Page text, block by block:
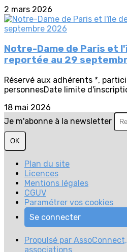
2 mars 2026
Notre-Dame de Paris et
reportée au 29
Réservé aux adhérents *,
personnesDate limite
18 mai 2026
Je m'abonne à la newsletter
OK
Plan du site
Licences
Mentions légales
CGUV
Paramétrer vos cookies
Se connecter
Propulsé par
associations